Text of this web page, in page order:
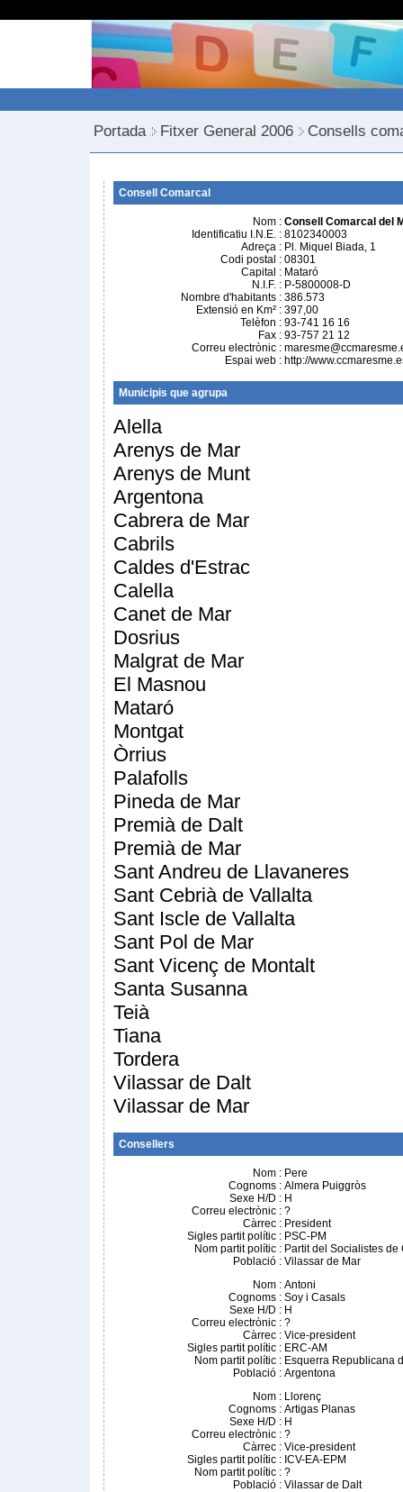
Portada Fitxer General 2006 Consells
Consell Comarcal
Nom : Consell Comarcal del
Identificatiu I.N.E. : 8102340003
Adreça : Pl. Miquel Biada, 1
Codi postal : 08301
Capital : Mataró
N.I.F. : P-5800008-D
Nombre d'habitants : 386.573
Extensió en Km² : 397,00
Telèfon : 93-741 16 16
Fax : 93-757 21 12
Correu electrònic :
Espai web : http://
Municipis que agrupa
Alella
Arenys de Mar
Arenys de Munt
Argentona
Cabrera de Mar
Cabrils
Caldes d'Estrac
Calella
Canet de Mar
Dosrius
Malgrat de Mar
El Masnou
Mataró
Montgat
Òrrius
Palafolls
Pineda de Mar
Premià de Dalt
Premià de Mar
Sant Andreu de Llavaneres
Sant Cebrià de Vallalta
Sant Iscle de Vallalta
Sant Pol de Mar
Sant Vicenç de Montalt
Santa Susanna
Teià
Tiana
Tordera
Vilassar de Dalt
Vilassar de Mar
Consellers
Nom : Pere
Cognoms : Almera Puiggròs
Sexe H/D : H
Correu electrònic : ?
Càrrec : President
Sigles partit polític : PSC-PM
Nom partit polític : Partit del Socialistes
Població : Vilassar de Mar
Nom : Antoni
Cognoms : Soy i Casals
Sexe H/D : H
Correu electrònic : ?
Càrrec : Vice-president
Sigles partit polític : ERC-AM
Nom partit polític : Esquerra Republicana
Població : Argentona
Nom : Llorenç
Cognoms : Artigas Planas
Sexe H/D : H
Correu electrònic : ?
Càrrec : Vice-president
Sigles partit polític : ICV-EA-EPM
Nom partit polític : ?
Població : Vilassar de Dalt